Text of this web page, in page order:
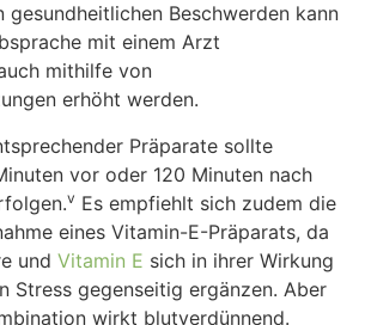
gesundheitlichen Beschwerden kann
mit einem Arzt
mithilfe von
erhöht werden.
Präparate sollte
vor oder 120 Minuten nach
v Es empfiehlt sich zudem die
eines Vitamin-E-Präparats, da
und Vitamin E sich in ihrer Wirkung
Stress gegenseitig ergänzen. Aber
wirkt blutverdünnend.